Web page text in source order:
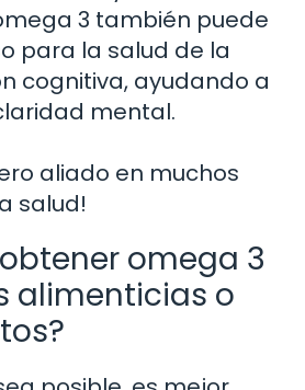
3 también puede
para la salud de la
cognitiva, ayudando a
mental.
aliado en muchos
salud!
omega 3
alimenticias o